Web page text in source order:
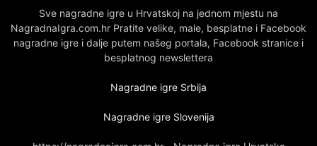
Sve nagradne igre u Hrvatskoj na jednom mjestu na
NagradnaIgra.com.hr Pratite velike, male, besplatne i Facebook
nagradne igre i dalje putem našeg portala, Facebook stranice i
besplatnog newslettera
Nagradne igre Srbija
Nagradne igre Slovenija